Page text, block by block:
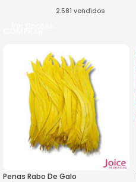
2.581 vendidos
Penas Rabo De Galo